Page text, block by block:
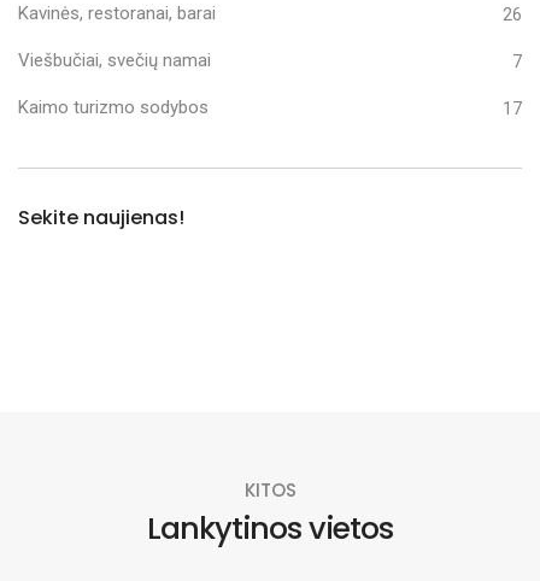
Kavinės, restoranai, barai 26
Viešbučiai, svečių namai 7
Kaimo turizmo sodybos 17
Sekite naujienas!
KITOS
Lankytinos vietos